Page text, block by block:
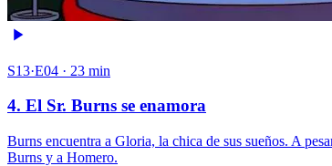
S13·E04 · 23 min
4. El Sr. Burns se enamora
Burns encuentra a Gloria, la chica de sus sueños. A
Burns y a Homero.